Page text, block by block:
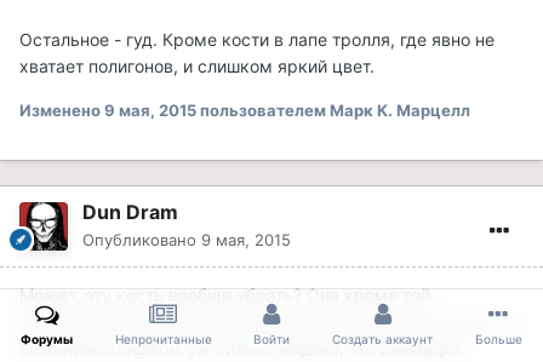
Остальное - гуд. Кроме кости в лапе тролля, где явно не
хватает полигонов, и слишком яркий цвет.
Изменено9 мая, 2015пользователем Марк К. Марцелл
Dun Dram
Опубликовано 9 мая, 2015
Может, эту кость вообще убрать? Она кроме той
анимгруппы, где кричер ее грызет, в общем-то не нужна, а
ее наличе слишком уж сильно выдает, что анимация
Форумы Непрочитанные Войти Создать аккаунт Больше